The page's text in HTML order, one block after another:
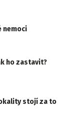
nemoci
ho zastavit?
stojí za to